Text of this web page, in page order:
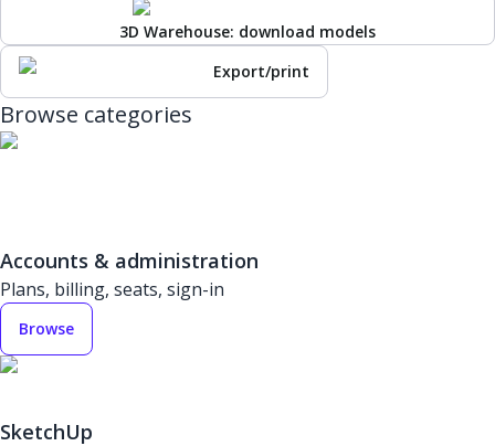
3D Warehouse: download models
Export/print
Browse categories
Accounts & administration
Plans, billing, seats, sign-in
Browse
SketchUp